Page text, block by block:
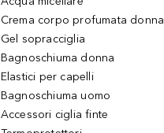
Crema corpo profumata donna
Gel sopracciglia
Bagnoschiuma donna
Elastici per capelli
Bagnoschiuma uomo
Accessori ciglia finte